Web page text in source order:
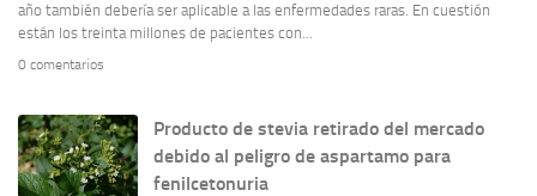
año también debería ser aplicable a las enfermedades raras. En cuestión
están los treinta millones de pacientes con...
0 comentarios
Producto de stevia retirado del mercado
debido al peligro de aspartamo para
fenilcetonuria